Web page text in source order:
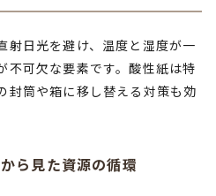
射日光を避け、温度と湿度が一
不可欠な要素です。酸性紙は特
封筒や箱に移し替える対策も効
ら見た資源の循環